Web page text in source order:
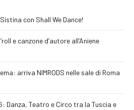
con Shall We Dance!
e canzone d’autore all’Aniene
arriva NIMRODS nelle sale di Roma
Danza, Teatro e Circo tra la Tuscia e